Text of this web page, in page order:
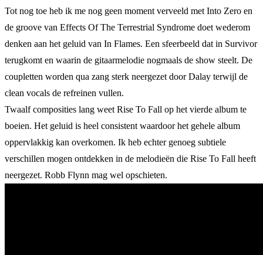
Tot nog toe heb ik me nog geen moment verveeld met Into Zero en
de groove van Effects Of The Terrestrial Syndrome doet wederom
denken aan het geluid van In Flames. Een sfeerbeeld dat in Survivor
terugkomt en waarin de gitaarmelodie nogmaals de show steelt. De
coupletten worden qua zang sterk neergezet door Dalay terwijl de
clean vocals de refreinen vullen.
Twaalf composities lang weet Rise To Fall op het vierde album te
boeien. Het geluid is heel consistent waardoor het gehele album
oppervlakkig kan overkomen. Ik heb echter genoeg subtiele
verschillen mogen ontdekken in de melodieën die Rise To Fall heeft
neergezet. Robb Flynn mag wel opschieten.